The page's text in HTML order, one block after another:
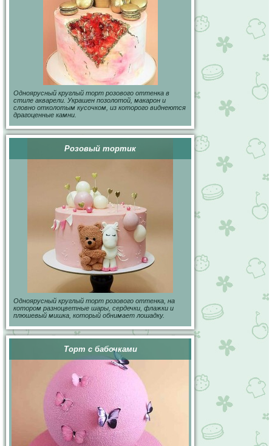
Одноярусный круглый торт розового оттенка в
стиле акварели. Украшен позолотой, макарон и
словно отколотым кусочком, из которого виднеются
драгоценные камни.
Розовый тортик
Одноярусный круглый торт розового оттенка, на
котором разноцветные шары, сердечки, флажки и
плюшевый мишка, который обнимает лошадку.
Торт с бабочками